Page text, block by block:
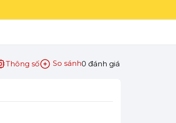
Thông số So sánh0 đánh giá